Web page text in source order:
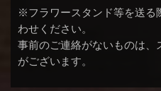
※フラワースタンド等を送る
わせください。
事前のご連絡がないものは
がございます。